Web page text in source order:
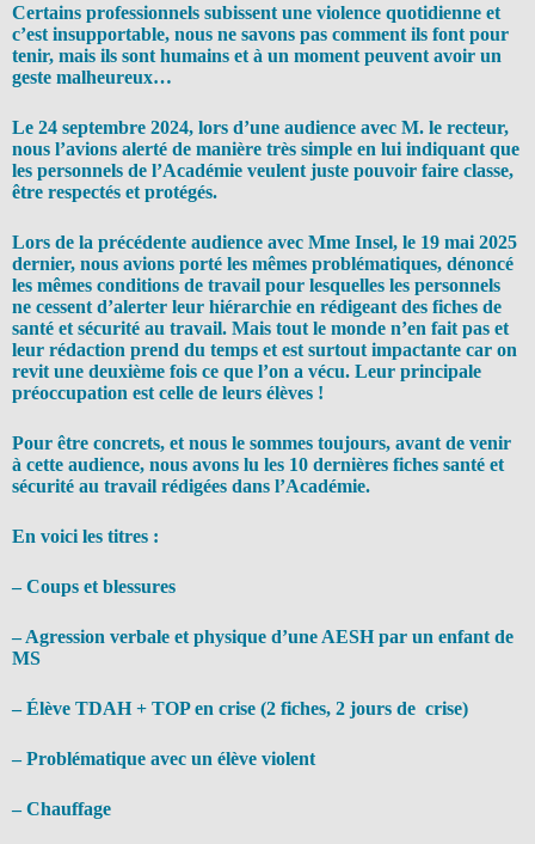
Certains professionnels subissent une violence quotidienne et
c’est insupportable, nous ne savons pas comment ils font pour
tenir, mais ils sont humains et à un moment peuvent avoir un
geste malheureux…
Le 24 septembre 2024, lors d’une audience avec M. le recteur,
nous l’avions alerté de manière très simple en lui indiquant que
les personnels de l’Académie veulent juste pouvoir faire classe,
être respectés et protégés.
Lors de la précédente audience avec Mme Insel, le 19 mai 2025
dernier, nous avions porté les mêmes problématiques, dénoncé
les mêmes conditions de travail pour lesquelles les personnels
ne cessent d’alerter leur hiérarchie en rédigeant des fiches de
santé et sécurité au travail. Mais tout le monde n’en fait pas et
leur rédaction prend du temps et est surtout impactante car on
revit une deuxième fois ce que l’on a vécu. Leur principale
préoccupation est celle de leurs élèves !
Pour être concrets, et nous le sommes toujours, avant de venir
à cette audience, nous avons lu les 10 dernières fiches santé et
sécurité au travail rédigées dans l’Académie.
En voici les titres :
– Coups et blessures
– Agression verbale et physique d’une AESH par un enfant de
MS
– Élève TDAH + TOP en crise (2 fiches, 2 jours de crise)
– Problématique avec un élève violent
– Chauffage